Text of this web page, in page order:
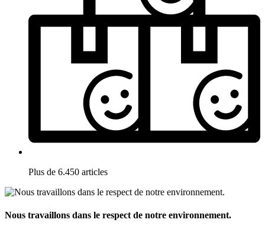
Plus de 6.450 articles
Nous travaillons dans le respect de notre environnement.